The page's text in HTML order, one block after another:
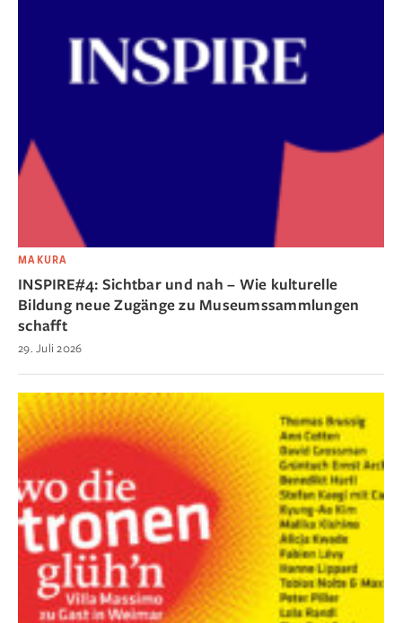
MAKURA
INSPIRE#4: Sichtbar und nah – Wie kulturelle
Bildung neue Zugänge zu Museumssammlungen
schafft
29. Juli 2026